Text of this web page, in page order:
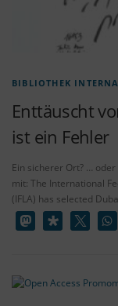
BIBLIOTHEK
Enttäuscht
ist ein Fehler
Ein sicherer Ort? …
mit: The International
(IFLA) has selected